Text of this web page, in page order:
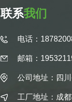
联系我们
电话：
邮箱：
公司地址：四
工厂地址：成